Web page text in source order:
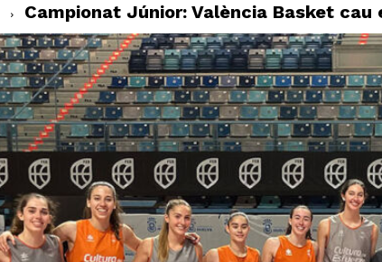
Campionat Júnior: València Basket